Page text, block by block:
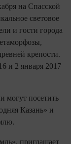
на Спасской
световое
и гости города
крепости.
и 2 января 2017
могут посетить
Казань» и
приглашает